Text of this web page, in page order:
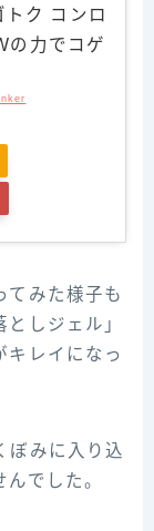
トク コンロ
の力でコゲ
てみた様子も
しジェル」
キレイになっ
ぼみに入り込
でした。